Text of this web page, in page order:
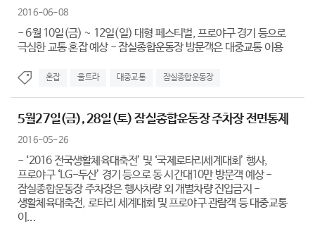
2016-06-08
- 6월 10일(금) ~ 12일(일) 대형 페스티벌, 프로야구 경기 등으로
극심한 교통 혼잡 예상 - 잠실종합운동장 방문객은 대중교통 이용
혼잡 울트라 대중교통 잠실종합운동장
5월27일(금), 28일(토) 잠실종합운동장 주차장 전면통제
2016-05-26
- ‘2016 전국생활체육대축전’ 및 ‘국제로타리세계대회’ 행사,
프로야구 ‘LG-두산’ 경기 등으로 동 시간대10만 방문객 예상 -
잠실종합운동장 주차장은 행사차량 외 개별차량 진입금지 -
생활체육대축전, 로타리 세계대회 및 프로야구 관람객 등 대중교통
이...